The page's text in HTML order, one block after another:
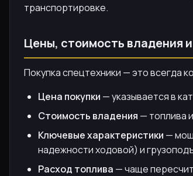
транспортировке.
Цены, стоимость владения
Покупка спецтехники — это всегда
Цена покупки — указывается в
Стоимость владения — топлива
Ключевые характеристики —
надежности ходовой) и
Расход топлива — чаще